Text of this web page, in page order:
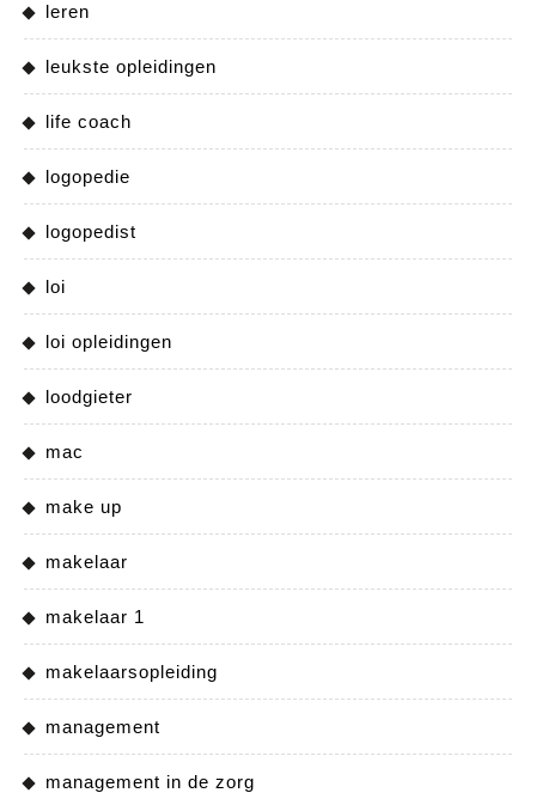
leren
leukste opleidingen
life coach
logopedie
logopedist
loi
loi opleidingen
loodgieter
mac
make up
makelaar
makelaar 1
makelaarsopleiding
management
management in de zorg